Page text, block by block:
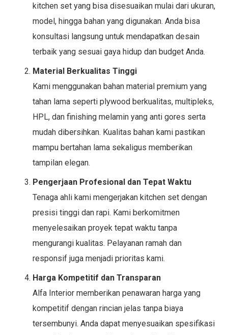
kitchen set yang bisa disesuaikan mulai dari ukuran,
model, hingga bahan yang digunakan. Anda bisa
konsultasi langsung untuk mendapatkan desain
terbaik yang sesuai gaya hidup dan budget Anda.
Material Berkualitas Tinggi
Kami menggunakan bahan material premium yang
tahan lama seperti plywood berkualitas, multipleks,
HPL, dan finishing melamin yang anti gores serta
mudah dibersihkan. Kualitas bahan kami pastikan
mampu bertahan lama sekaligus memberikan
tampilan elegan.
Pengerjaan Profesional dan Tepat Waktu
Tenaga ahli kami mengerjakan kitchen set dengan
presisi tinggi dan rapi. Kami berkomitmen
menyelesaikan proyek tepat waktu tanpa
mengurangi kualitas. Pelayanan ramah dan
responsif juga menjadi prioritas kami.
Harga Kompetitif dan Transparan
Alfa Interior memberikan penawaran harga yang
kompetitif dengan rincian jelas tanpa biaya
tersembunyi. Anda dapat menyesuaikan spesifikasi